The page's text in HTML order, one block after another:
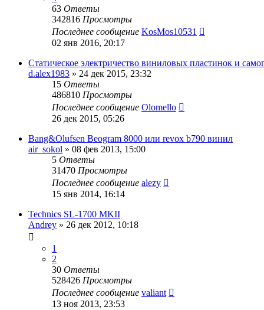
63 Ответы
342816 Просмотры
Последнее сообщение KosMos10531
02 янв 2016, 20:17
Статическое электричество виниловых пластинок и
d.alex1983 » 24 дек 2015, 23:32
15 Ответы
486810 Просмотры
Последнее сообщение Olomello
26 дек 2015, 05:26
Bang&Olufsen Beogram 8000 или revox b790 винил
air_sokol » 08 фев 2013, 15:00
5 Ответы
31470 Просмотры
Последнее сообщение alezy
15 янв 2014, 16:14
Technics SL-1700 MKII
Andrey » 26 дек 2012, 10:18
1
2
30 Ответы
528426 Просмотры
Последнее сообщение valiant
13 ноя 2013, 23:53